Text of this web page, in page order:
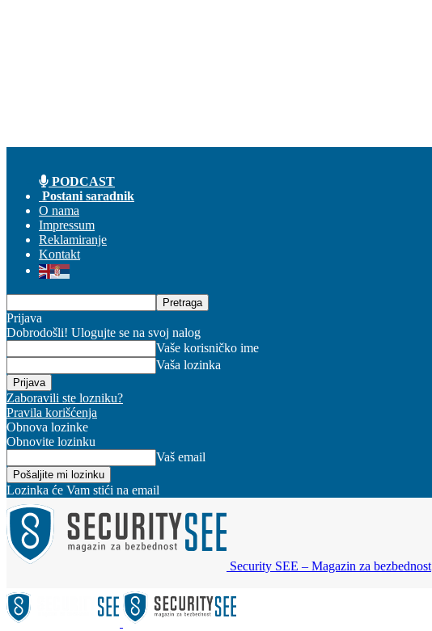
PODCAST
Postani saradnik
O nama
Impressum
Reklamiranje
Kontakt
Prijava
Dobrodošli! Ulogujte se na svoj nalog
Vaše korisničko ime
Vaša lozinka
Zaboravili ste lozniku?
Pravila korišćenja
Obnova lozinke
Obnovite lozinku
Vaš email
Lozinka će Vam stići na email
Security SEE – Magazin za bezbednost